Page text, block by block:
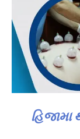
હિજામા